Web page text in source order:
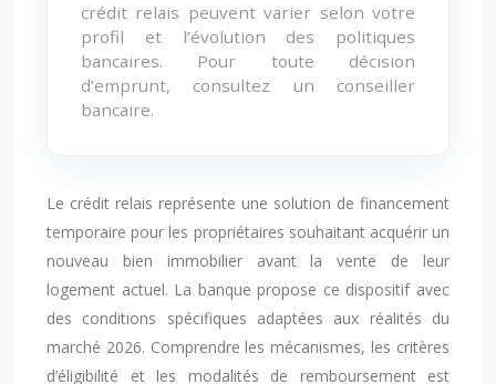
crédit relais peuvent varier selon votre
profil et l’évolution des politiques
bancaires. Pour toute décision
d’emprunt, consultez un conseiller
bancaire.
Le crédit relais représente une solution de financement
temporaire pour les propriétaires souhaitant acquérir un
nouveau bien immobilier avant la vente de leur
logement actuel. La banque propose ce dispositif avec
des conditions spécifiques adaptées aux réalités du
marché 2026. Comprendre les mécanismes, les critères
d’éligibilité et les modalités de remboursement est